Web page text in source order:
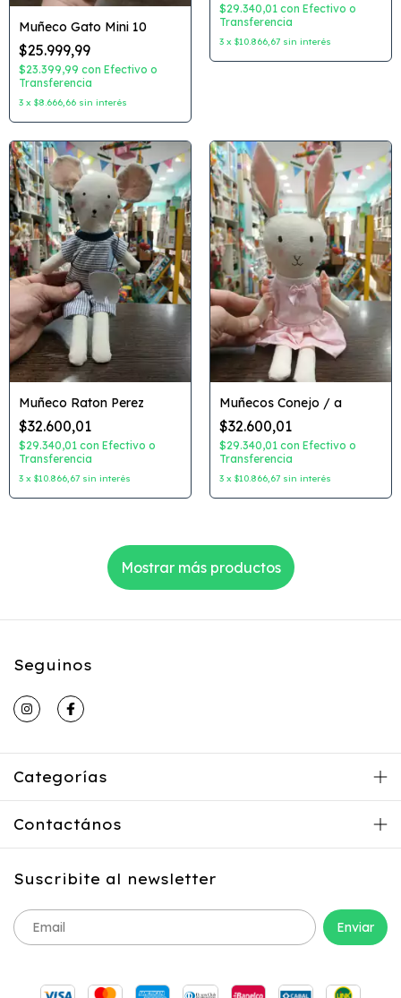
Muñeco Gato Mini 10
$25.999,99
$23.399,99 con Efectivo o
Transferencia
3 x $8.666,66 sin interés
$29.340,01 con Efectivo o
Transferencia
3 x $10.866,67 sin interés
Muñeco Raton Perez
$32.600,01
$29.340,01 con Efectivo o
Transferencia
3 x $10.866,67 sin interés
Muñecos Conejo / a
$32.600,01
$29.340,01 con Efectivo o
Transferencia
3 x $10.866,67 sin interés
Mostrar más productos
Seguinos
Categorías
Contactános
Suscribite al newsletter